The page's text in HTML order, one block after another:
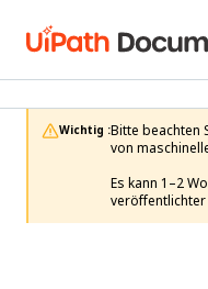
Wichtig :Bitte beachten
von
Es kann 1–2